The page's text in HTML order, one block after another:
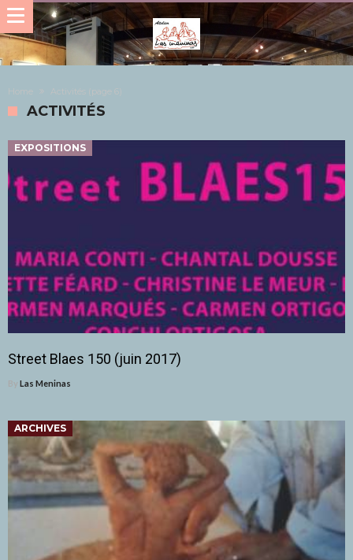
Home Activités (page 6)
ACTIVITÉS
EXPOSITIONS
Street Blaes 150 (juin 2017)
By Las Meninas
ARCHIVES